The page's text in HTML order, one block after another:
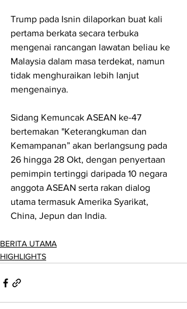
Trump pada Isnin dilaporkan buat kali
pertama berkata secara terbuka
mengenai rancangan lawatan beliau ke
Malaysia dalam masa terdekat, namun
tidak menghuraikan lebih lanjut
mengenainya.
Sidang Kemuncak ASEAN ke-47
bertemakan "Keterangkuman dan
Kemampanan” akan berlangsung pada
26 hingga 28 Okt, dengan penyertaan
pemimpin tertinggi daripada 10 negara
anggota ASEAN serta rakan dialog
utama termasuk Amerika Syarikat,
China, Jepun dan India.
BERITA UTAMA
HIGHLIGHTS